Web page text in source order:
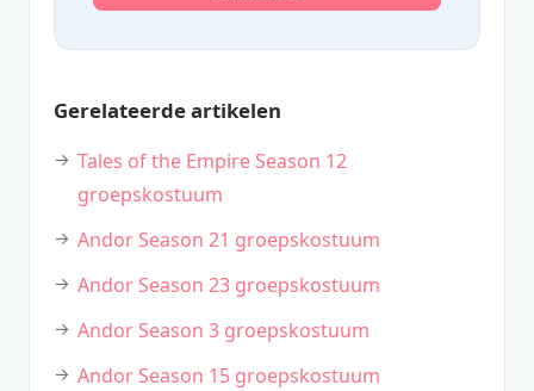
Gerelateerde artikelen
Tales of the Empire Season 12
groepskostuum
Andor Season 21 groepskostuum
Andor Season 23 groepskostuum
Andor Season 3 groepskostuum
Andor Season 15 groepskostuum